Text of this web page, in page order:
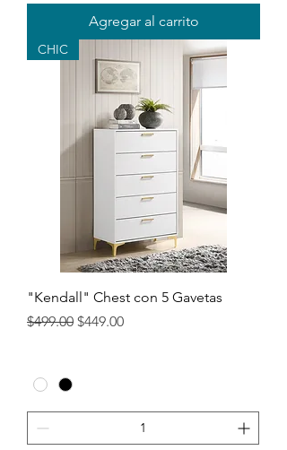
Agregar al carrito
CHIC
"Kendall" Chest con 5 Gavetas
Precio
$499.00 Precio de oferta
$449.00